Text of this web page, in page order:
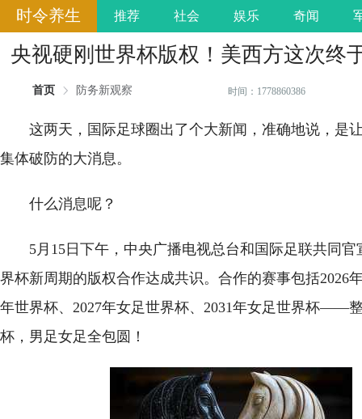
时令养生 推荐 社会 娱乐 奇闻
央视硬刚世界杯版权！美西方这次终
首页 防务新观察 时间：1778860386
这两天，国际足球圈出了个大新闻，准确地说，是
集体破防的大消息。
什么消息呢？
5月15日下午，中央广播电视总台和国际足联共同
界杯新周期的版权合作达成共识。合作的赛事包括2026
年世界杯、2027年女足世界杯、2031年女足世界杯——
杯，男足女足全包圆！